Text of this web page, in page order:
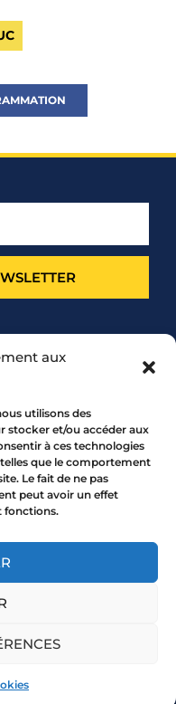
aux
utilisons des
stocker et/ou accéder aux
à ces technologies
que le comportement
Le fait de ne pas
peut avoir un effet
fonctions.